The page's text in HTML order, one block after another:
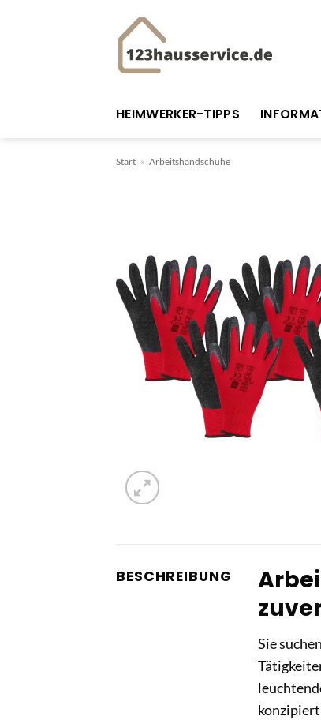
HEIMWERKER-TIPPS
Start » Arbeitshandschuhe
BESCHREIBUNG
Sie